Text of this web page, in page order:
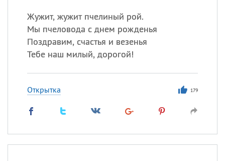
Жужит, жужит пчелиный рой.
Мы пчеловода с днем рожденья
Поздравим, счастья и везенья
Тебе наш милый, дорогой!
Открытка 179